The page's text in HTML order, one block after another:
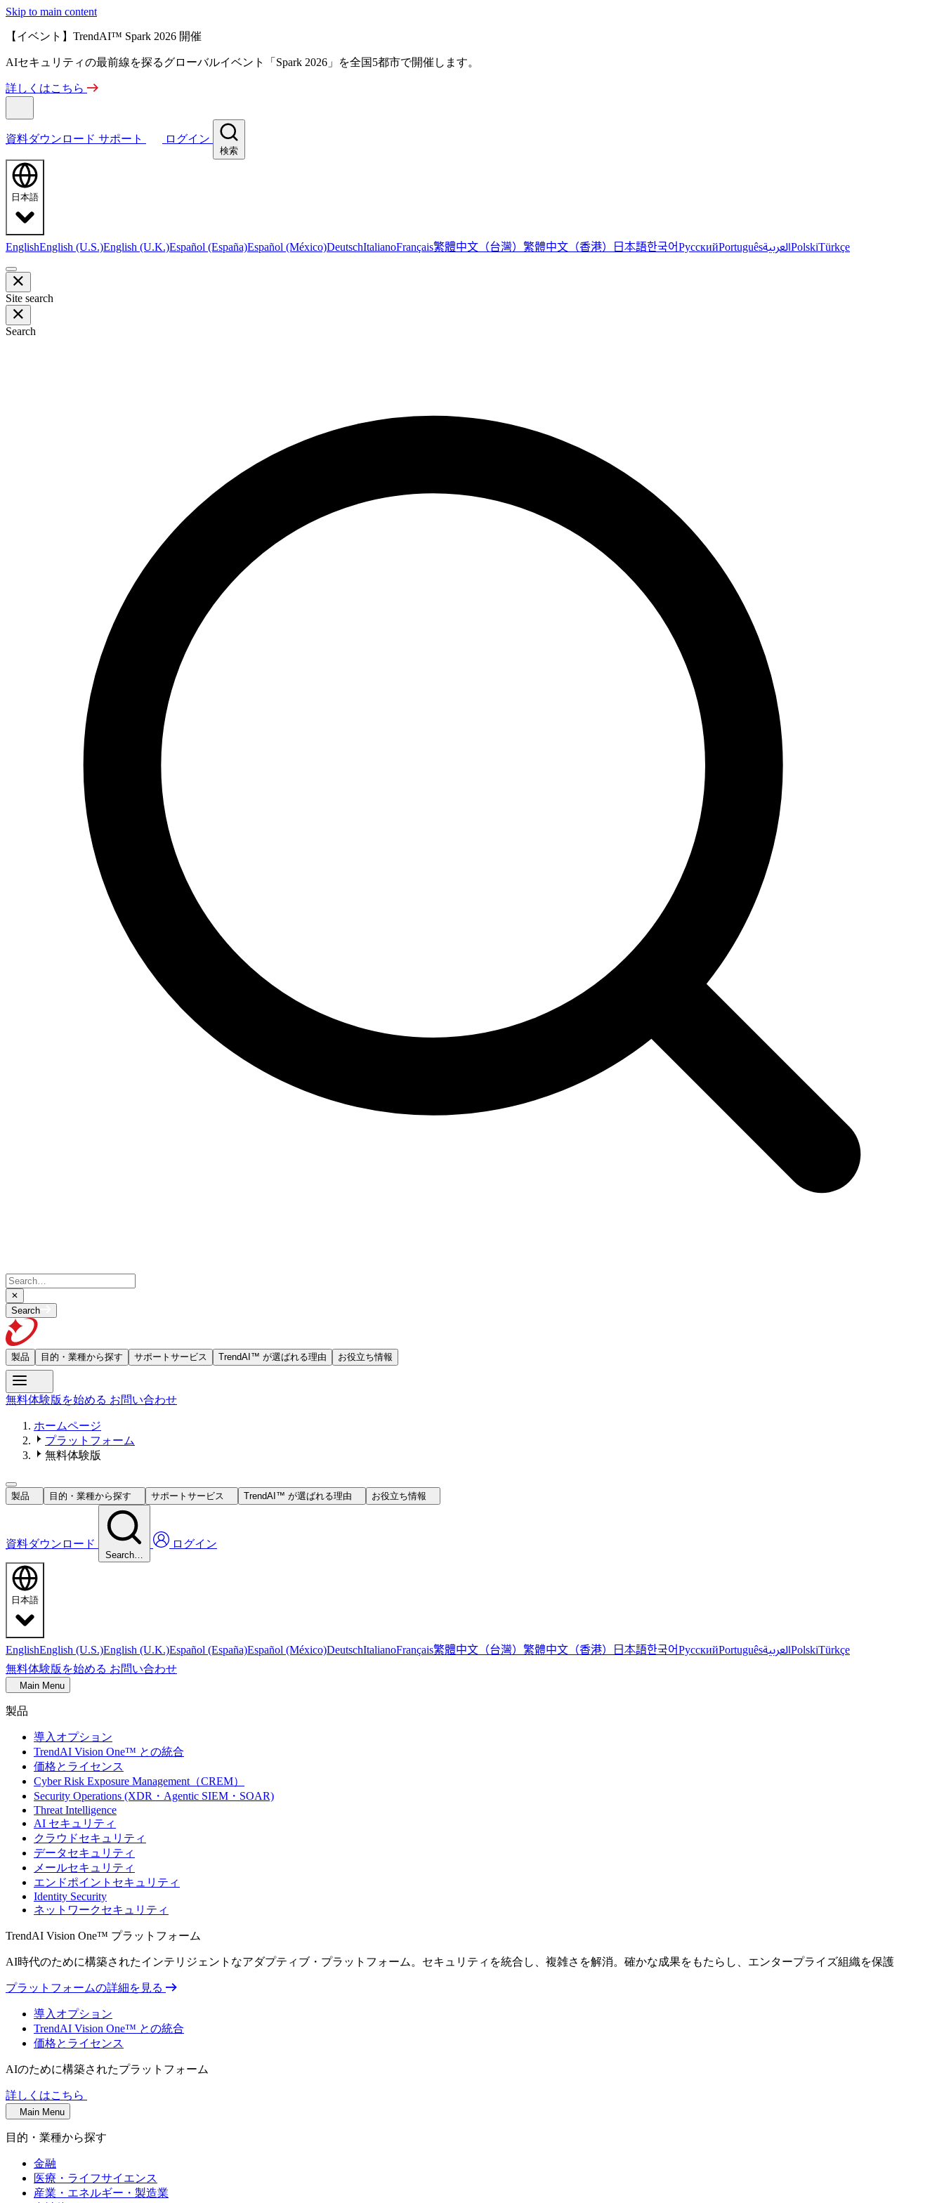
Skip to main content
【イベント】TrendAI™ Spark 2026 開催
AIセキュリティの最前線を探るグローバルイベント「Spark 2026」を全国5都市で開催します。
詳しくはこちら
資料ダウンロード サポート ログイン
検索
日本語
EnglishEnglish (U.S.)English (U.K.)Español (España)Español (México)DeutschItalianoFrançais繁體中文（台灣） 繁體中文（香港） 日本語한국어РусскийPortuguêsالعربيةPolskiTürkçe
Site search
Search
Search
製品 目的・業種から探す サポートサービス TrendAI™ が選ばれる理由 お役立ち情報
無料体験版を始める お問い合わせ
ホームページ
プラットフォーム
無料体験版
製品 目的・業種から探す サポートサービス TrendAI™ が選ばれる理由 お役立ち情報
資料ダウンロード
Search…
ログイン
日本語
EnglishEnglish (U.S.)English (U.K.)Español (España)Español (México)DeutschItalianoFrançais繁體中文（台灣） 繁體中文（香港） 日本語한국어РусскийPortuguêsالعربيةPolskiTürkçe
無料体験版を始める お問い合わせ
Main Menu
製品
導入オプション
TrendAI Vision One™ との統合
価格とライセンス
Cyber Risk Exposure Management（CREM）
Security Operations (XDR・Agentic SIEM・SOAR)
Threat Intelligence
AI セキュリティ
クラウドセキュリティ
データセキュリティ
メールセキュリティ
エンドポイントセキュリティ
Identity Security
ネットワークセキュリティ
TrendAI Vision One™ プラットフォーム
AI時代のために構築されたインテリジェントなアダプティブ・プラットフォーム。セキュリティを統合し、複雑さを解消。確かな成果をもたらし、エンタープライズ組織を保護
プラットフォームの詳細を見る
導入オプション
TrendAI Vision One™ との統合
価格とライセンス
AIのために構築されたプラットフォーム
詳しくはこちら
Main Menu
目的・業種から探す
金融
医療・ライフサイエンス
産業・エネルギー・製造業